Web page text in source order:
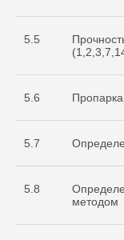
5.5
5.6
5.7
5.8
методом